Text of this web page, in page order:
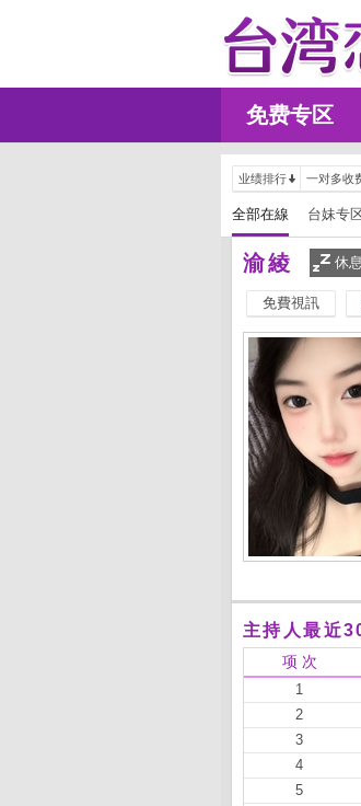
免费专区
业绩排行 一对多收
全部在線 台妹专
渝綾 休
免費視訊
主持人最近
项 次
1
2
3
4
5